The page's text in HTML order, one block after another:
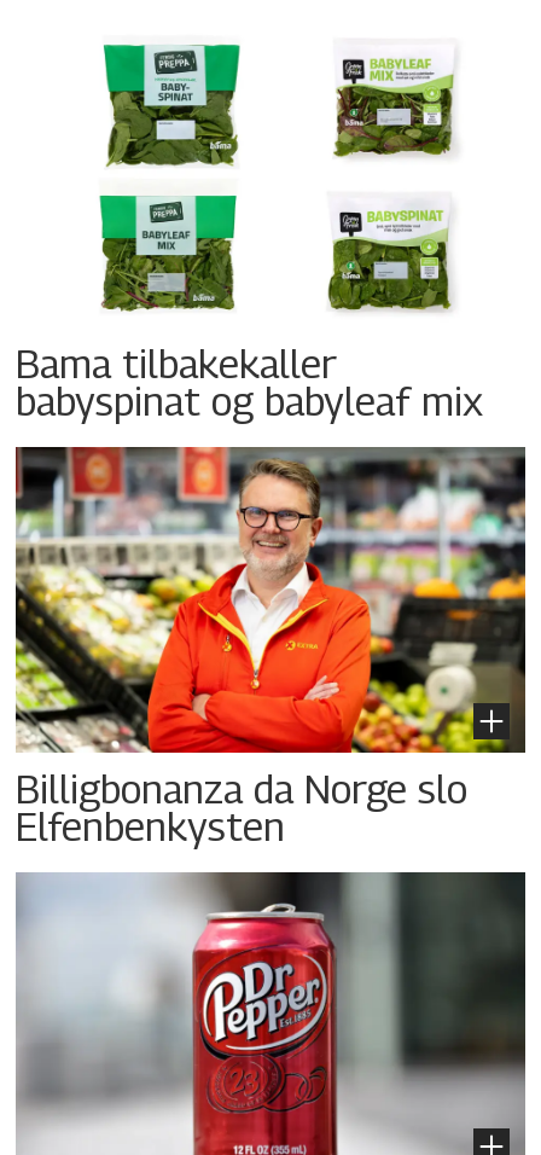
Bama tilbakekaller
babyspinat og babyleaf mix
Billigbonanza da Norge slo
Elfenbenkysten